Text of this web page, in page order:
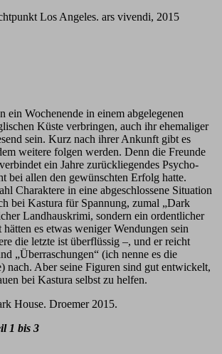
Los Angeles. ars vivendi, 2015
ein Wochenende in einem abgelegenen
Küste verbringen, auch ihr ehemaliger
sein. Kurz nach ihrer Ankunft gibt es
weitere folgen werden. Denn die Freunde
ein Jahre zurückliegendes Psycho-
bei allen den gewünschten Erfolg hatte.
Charaktere in eine abgeschlossene Situation
bei Kastura für Spannung, zumal „Dark
Landhauskrimi, sondern ein ordentlicher
es etwas weniger Wendungen sein
die letzte ist überflüssig –, und er reicht
„Überraschungen“ (ich nenne es die
nach. Aber seine Figuren sind gut entwickelt,
bei Kastura selbst zu helfen.
House. Droemer 2015.
1 bis 3